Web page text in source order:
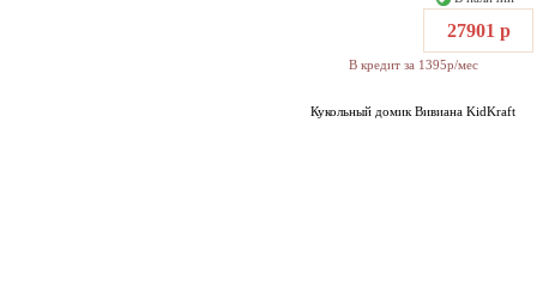
27901 р
В кредит за 1395р/мес
Кукольный домик Вивиана KidKraft